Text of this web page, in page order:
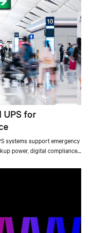
UPS for
systems support emergency
power, digital compliance
applications.